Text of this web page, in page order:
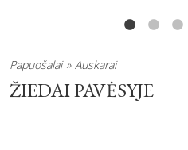
Papuošalai Auskarai
ŽIEDAI PAVĖSYJE